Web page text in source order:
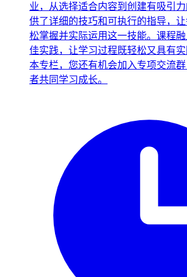
业，从选择适合内容到创建有吸引
供了详细的技巧和可执行的指导，
松掌握并实际运用这一技能。课程
佳实践，让学习过程既轻松又具有
本专栏，您还有机会加入专项交流
者共同学习成长。